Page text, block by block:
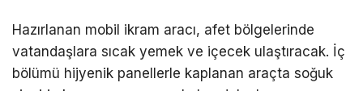
Hazırlanan mobil ikram aracı, afet bölgelerinde
vatandaşlara sıcak yemek ve içecek ulaştıracak. İç
bölümü hijyenik panellerle kaplanan araçta soğuk